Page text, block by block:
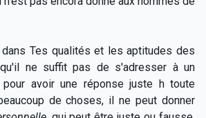
Tes qualités et les aptitudes des
ne suffit pas de s'adresser à un
pour avoir une réponse juste h toute
de choses, il ne peut donner